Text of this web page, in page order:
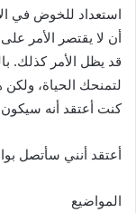
استعداد للخوض في
أن لا يقتصر الأمر
قد يظل الأمر كذلك.
لتمنحك الحياة، ولكن
كنت أعتقد أنه
أعتقد أنني سأتصل
المواضيع